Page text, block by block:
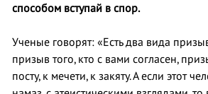
способом вступай в спор.
Ученые говорят: «Есть два вида
призыв того, кто с вами согласен,
посту, к мечети, к закяту. А если этот